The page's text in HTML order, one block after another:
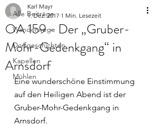
Alle Beiträge
Wanderwege
Dorfgeschichten
Kapellen
Mühlen
OA 159 - Der „Gruber-
Mohr-Gedenkgang“ in
Arnsdorf
Karl Mayr
1. Dez. 2017 1 Min. Lesezeit
Eine wunderschöne Einstimmung
auf den Heiligen Abend ist der
Gruber-Mohr-Gedenkgang in
Arnsdorf.